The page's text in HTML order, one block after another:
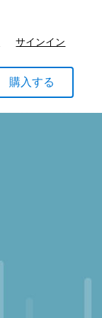
サインイン
購入する